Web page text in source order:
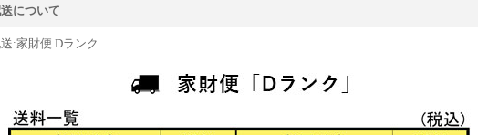
について
:家財便 Dランク